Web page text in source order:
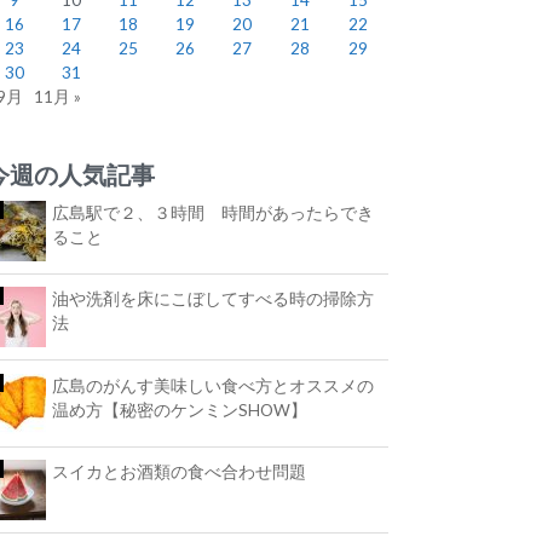
16
17 18 19 20 21
22
23
24 25 26 27 28
29
30
31
月
11月 »
週の人気記事
広島駅で２、３時間 時間があったらでき
ること
油や洗剤を床にこぼしてすべる時の掃除方
法
広島のがんす美味しい食べ方とオススメの
温め方【秘密のケンミンSHOW】
スイカとお酒類の食べ合わせ問題